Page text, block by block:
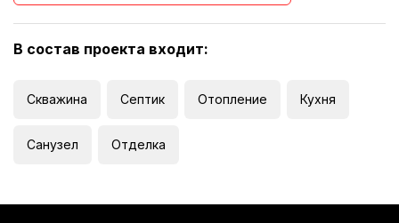
В состав проекта входит:
Скважина Септик Отопление Кухня
Санузел Отделка